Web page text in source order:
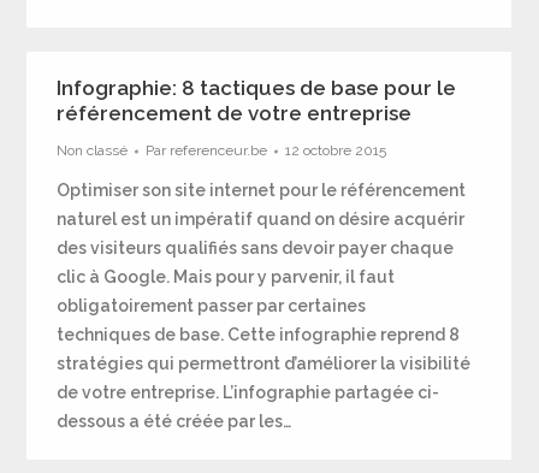
Infographie: 8 tactiques de base pour le
référencement de votre entreprise
Non classé Par referenceur.be 12 octobre 2015
Optimiser son site internet pour le référencement
naturel est un impératif quand on désire acquérir
des visiteurs qualifiés sans devoir payer chaque
clic à Google. Mais pour y parvenir, il faut
obligatoirement passer par certaines
techniques de base. Cette infographie reprend 8
stratégies qui permettront d’améliorer la visibilité
de votre entreprise. L’infographie partagée ci-
dessous a été créée par les…